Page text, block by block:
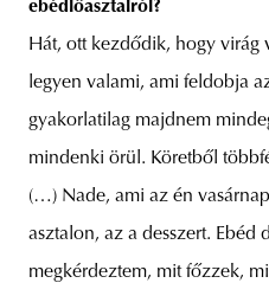
ebédlőasztalról?
Hát, ott kezdődik, hogy virág
legyen valami, ami feldobja
gyakorlatilag majdnem
mindenki örül. Köretből
(…) Nade, ami az én
asztalon, az a desszert.
megkérdeztem, mit főzzek,